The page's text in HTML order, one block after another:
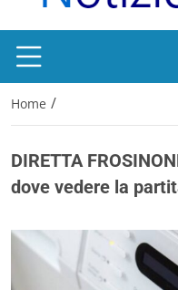
Home /
DIRETTA
dove vedere la